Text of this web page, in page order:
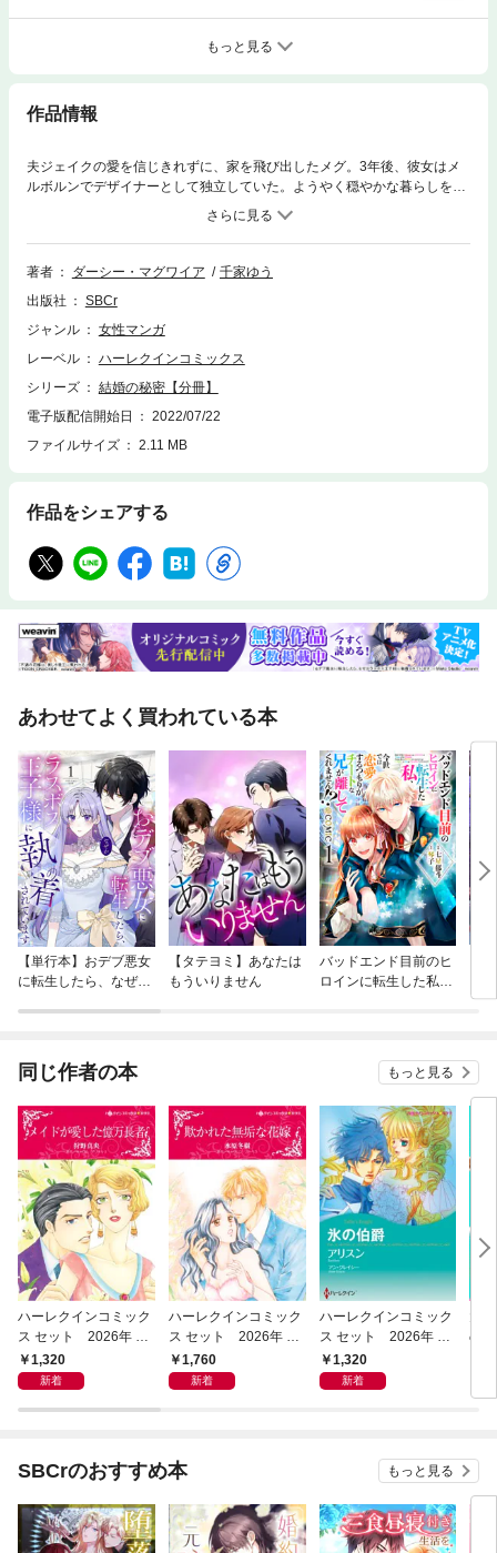
もっと見る
作品情報
夫ジェイクの愛を信じきれずに、家を飛び出したメグ。3年後、彼女はメ
ルボルンでデザイナーとして独立していた。ようやく穏やかな暮らしを手
に入れた矢先、ジェイクが現れた。彼はメグが自分の元を去った理由をど
うしても知りたいと言う。「あなたは仕事仕事で家をあけてばかりで、寂
しかったから――それだけよ」そう答えてごまかそうとしたものの、ジェ
イクは納得しない。でも、真実は言えない。それを1度口に出してしまえ
著者 ダーシー・マグワイア
千家ゆう
出版社
SBCr
ジャンル
女性マンガ
レーベル
ハーレクインコミックス
シリーズ
結婚の秘密【分冊】
電子版配信開始日
2022/07/22
ファイルサイズ
2.11 MB
作品をシェアする
あわせてよく買われている本
【単行本】おデブ悪女
に転生したら、なぜか
【タテヨミ】あなたは
もういりません
バッドエンド目前のヒ
ロインに転生した私、
同じ作者の本 もっと見る
ハーレクインコミック
ス セット 2026年 vo
l.1023
1,320
新着
ハーレクインコミック
ス セット 2026年 vo
l.1073
1,760
新着
ハーレクインコミック
ス セット 2026年 vo
l.1009
1,320
新着
の
SBCrのおすすめ本 もっと見る